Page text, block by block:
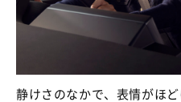
静けさのなかで、表情がほど